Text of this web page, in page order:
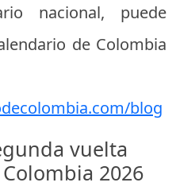
nacional, puede
de Colombia
blog
vuelta
2026